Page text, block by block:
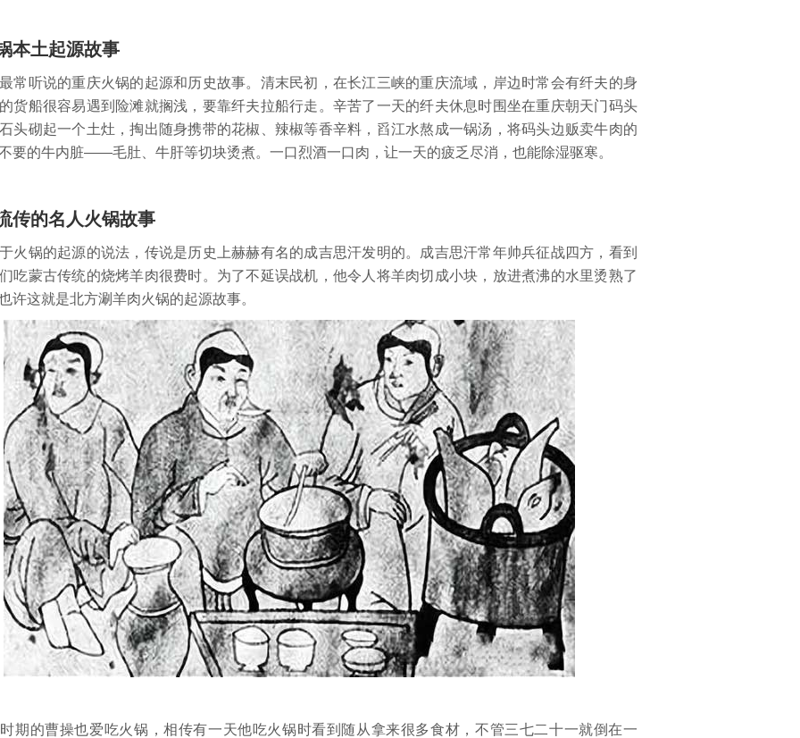
本土起源故事
常听说的重庆火锅的起源和历史故事。清末民初，在长江三峡的重庆流域，岸边时常会有纤夫的身
货船很容易遇到险滩就搁浅，要靠纤夫拉船行走。辛苦了一天的纤夫休息时围坐在重庆朝天门码头
头砌起一个土灶，掏出随身携带的花椒、辣椒等香辛料，舀江水熬成一锅汤，将码头边贩卖牛肉的
要的牛内脏——毛肚、牛肝等切块烫煮。一口烈酒一口肉，让一天的疲乏尽消，也能除湿驱寒。
传的名人火锅故事
火锅的起源的说法，传说是历史上赫赫有名的成吉思汗发明的。成吉思汗常年帅兵征战四方，看到
吃蒙古传统的烧烤羊肉很费时。为了不延误战机，他令人将羊肉切成小块，放进煮沸的水里烫熟了
许这就是北方涮羊肉火锅的起源故事。
期的曹操也爱吃火锅，相传有一天他吃火锅时看到随从拿来很多食材，不管三七二十一就倒在一